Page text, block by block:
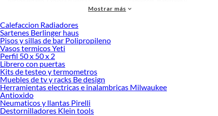
accesorios de calidad que te ayudarán a crear un espacio más tú.
Desde remodelaciones hasta proyectos de decoración, estamos aquí para hacer
tus ideas realidad. ¡Visítanos y encuentra todo lo que tenemos para ofrecerte en
Cubrepisos!
Explora la variedad de productos de Cubrepisos en Sodimac
Herramientas, materiales y accesorios de calidad para tus proyectos y
renovación de espacios. ¡Visítanos y descubre todo lo que tenemos para
ofrecerte!
Encuentra una amplia variedad de productos de Cubrepisos en Sodimac.
Encuentra todo lo necesario para tus proyectos de renovación y decoración.
Mostrar más
Calefaccion Radiadores
Sartenes Berlinger haus
Pisos y sillas de bar Polipropileno
Vasos termicos Yeti
Perfil 50 x 50 x 2
Librero con puertas
Kits de testeo y termometros
Muebles de tv y racks Be design
Herramientas electricas e inalambricas Milwaukee
Antioxido
Neumaticos y llantas Pirelli
Destornilladores Klein tools